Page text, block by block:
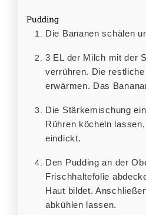
Pudding
Die Bananen schälen
3 EL der Milch mit der Speisestärke
verrühren. Die
erwärmen. Das
Die Stärkemischung einrühren und unter
Rühren köcheln
eindickt.
Den Pudding an der Oberfläche mit
Frischhaltefolie
Haut bildet.
abkühlen lassen.